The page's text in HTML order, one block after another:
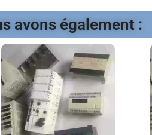
avons également :